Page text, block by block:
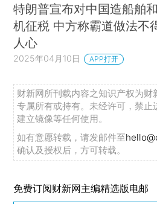
特朗普宣布对中国造船舶
机征税 中方称霸道做法不
人心
2025年04月10日 APP打开
财新网所刊载内容之知识产权为财
专属所有或持有。未经许可，禁止
建立镜像等任何使用。
如有意愿转载，请发邮件至
确认及授权后，方可转载。
免费订阅财新网主编精选版电邮